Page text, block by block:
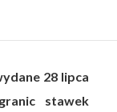
28 lipca
stawek